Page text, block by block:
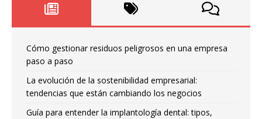
Cómo gestionar residuos peligrosos en una empresa
paso a paso
La evolución de la sostenibilidad empresarial:
tendencias que están cambiando los negocios
Guía para entender la implantología dental: tipos,